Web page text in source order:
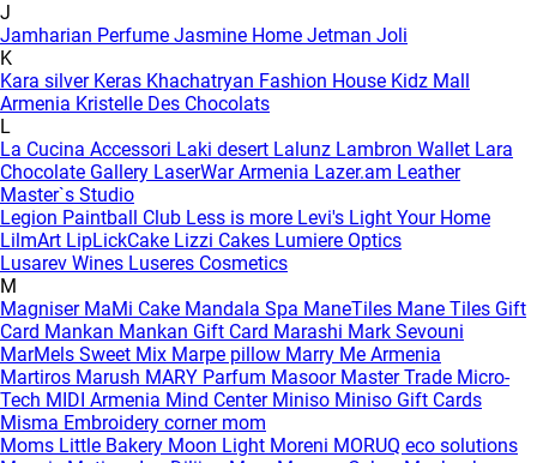
J
Jamharian Perfume Jasmine Home Jetman Joli
K
Kara silver Keras Khachatryan Fashion House Kidz Mall
Armenia Kristelle Des Chocolats
L
La Cucina Accessori Laki desert Lalunz Lambron Wallet Lara
Chocolate Gallery LaserWar Armenia Lazer.am Leather
Master`s Studio
Legion Paintball Club Less is more Levi's Light Your Home
LilmArt LipLickCake Lizzi Cakes Lumiere Optics
Lusarev Wines Luseres Cosmetics
M
Magniser MaMi Cake Mandala Spa ManeTiles Mane Tiles Gift
Card Mankan Mankan Gift Card Marashi Mark Sevouni
MarMels Sweet Mix Marpe pillow Marry Me Armenia
Martiros Marush MARY Parfum Masoor Master Trade Micro-
Tech MIDI Armenia Mind Center Miniso Miniso Gift Cards
Misma Embroidery corner mom
Moms Little Bakery Moon Light Moreni MORUQ eco solutions